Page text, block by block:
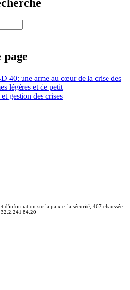
page
40: une arme au cœur de la crise des
légères et de petit
gestion des crises
d'information sur la paix et la sécurité, 467 chaussée